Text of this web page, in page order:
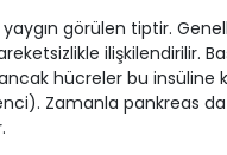
görülen tiptir.
ilişkilendirilir.
hücreler bu insüline
Zamanla pankreas